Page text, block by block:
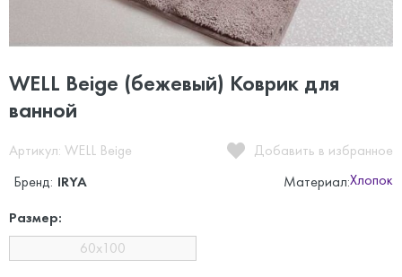
WELL Beige (бежевый) Коврик для
ванной
Артикул: WELL Beige
Добавить в избранное
Бренд: IRYA Материал:Хлопок
Размер:
60x100